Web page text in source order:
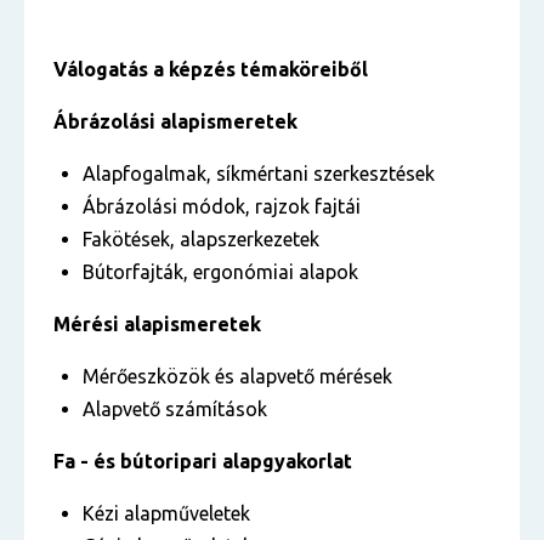
Válogatás a képzés témaköreiből
Ábrázolási alapismeretek
Alapfogalmak, síkmértani szerkesztések
Ábrázolási módok, rajzok fajtái
Fakötések, alapszerkezetek
Bútorfajták, ergonómiai alapok
Mérési alapismeretek
Mérőeszközök és alapvető mérések
Alapvető számítások
Fa - és bútoripari alapgyakorlat
Kézi alapműveletek